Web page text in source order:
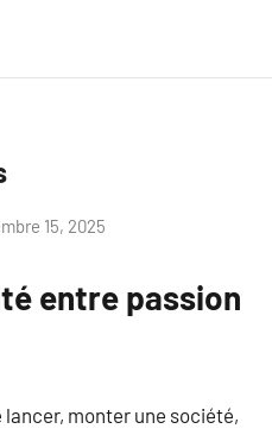
15, 2025
entre passion
lancer, monter une société,